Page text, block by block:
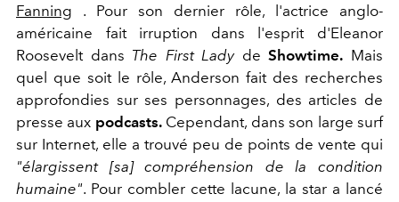
Fanning . Pour son dernier rôle, l'actrice anglo-
américaine fait irruption dans l'esprit d'Eleanor
Roosevelt dans The First LadydeShowtime. Mais
quel que soit le rôle, Anderson fait des recherches
approfondies sur ses personnages, des articles de
presse aux podcasts.Cependant, dans son large surf
sur Internet, elle a trouvé peu de points de vente qui
"élargissent [sa] compréhension de la condition
humaine". Pour combler cette lacune, la star a lancé